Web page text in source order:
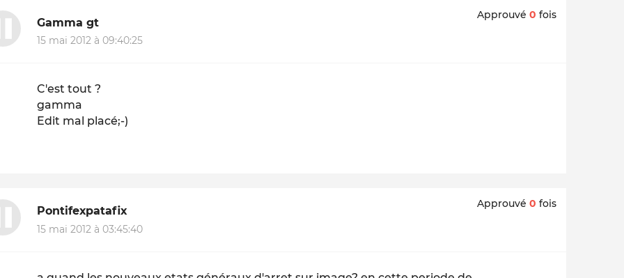
Gamma gt
15 mai 2012 à 09:40:25
Approuvé 0 fois
C'est tout ?
gamma
Edit mal placé;-)
Pontifexpatafix
15 mai 2012 à 03:45:40
Approuvé 0 fois